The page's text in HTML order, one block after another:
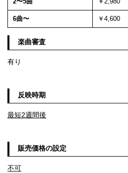
6曲〜 ￥4,600
楽曲審査
有り
反映時期
最短2週間後
販売価格の設定
不可